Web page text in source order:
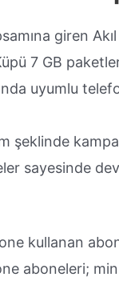
giren
7 GB
uyumlu
şeklinde
sayesinde
kullanan
aboneleri;